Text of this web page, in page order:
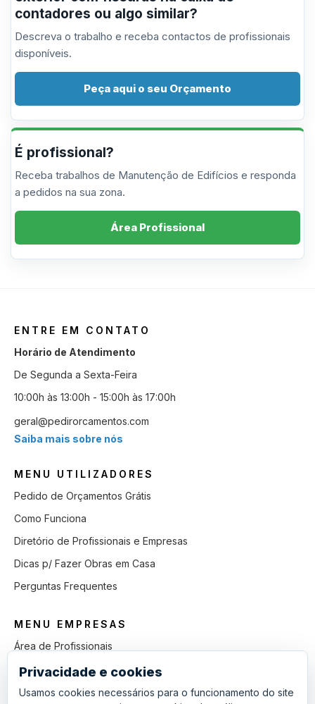
contadores ou algo similar?
Descreva o trabalho e receba contactos de profissionais
disponíveis.
Peça aqui o seu Orçamento
É profissional?
Receba trabalhos de Manutenção de Edifícios e responda
a pedidos na sua zona.
Área Profissional
ENTRE EM CONTATO
Horário de Atendimento
De Segunda a Sexta-Feira
10:00h às 13:00h - 15:00h às 17:00h
geral@pedirorcamentos.com
Saiba mais sobre nós
MENU UTILIZADORES
Pedido de Orçamentos Grátis
Como Funciona
Diretório de Profissionais e Empresas
Dicas p/ Fazer Obras em Casa
Perguntas Frequentes
MENU EMPRESAS
Área de Profissionais
Como Funciona
Lista de Pedidos em Aberto
Privacidade e cookies
Usamos cookies necessários para o funcionamento do site